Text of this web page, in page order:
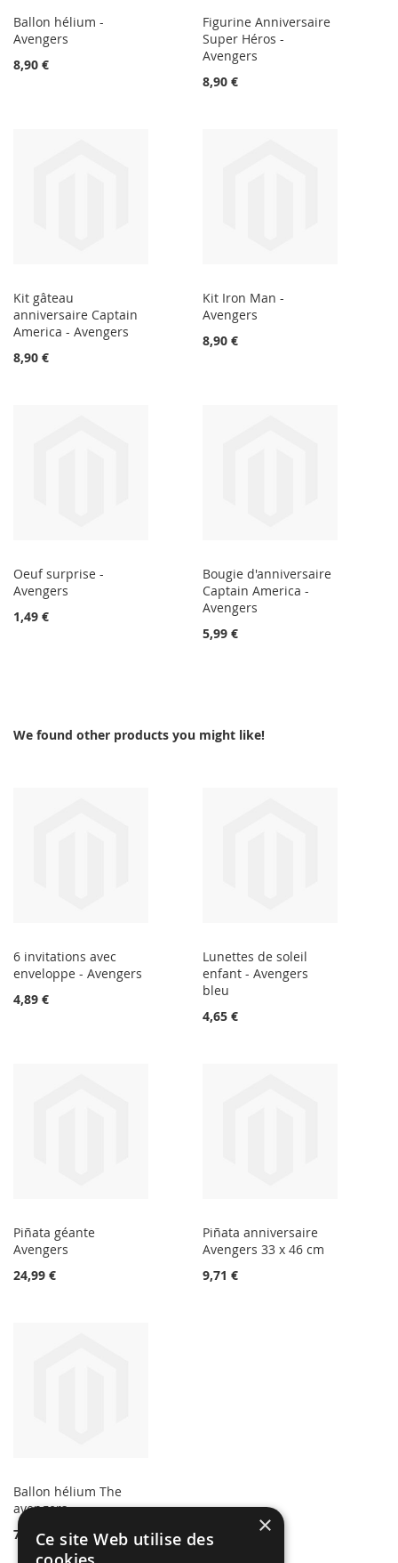
Ballon hélium -
Avengers
8,90 €
Figurine Anniversaire
Super Héros -
Avengers
8,90 €
Kit gâteau
anniversaire Captain
America - Avengers
8,90 €
Kit Iron Man -
Avengers
8,90 €
Oeuf surprise -
Avengers
1,49 €
Bougie d'anniversaire
Captain America -
Avengers
5,99 €
We found other products you might like!
6 invitations avec
enveloppe - Avengers
4,89 €
Lunettes de soleil
enfant - Avengers
bleu
4,65 €
Piñata géante
Avengers
24,99 €
Piñata anniversaire
Avengers 33 x 46 cm
9,71 €
Ballon hélium The
avengers
7,99 €
×
Ce site Web utilise des